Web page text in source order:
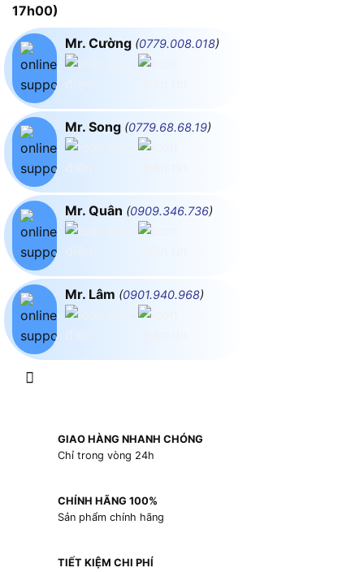
17h00)
Mr. Cường (0779.008.018)
Mr. Song (0779.68.68.19)
Mr. Quân (0909.346.736)
Mr. Lâm (0901.940.968)
GIAO HÀNG NHANH CHÓNG
Chỉ trong vòng 24h
CHÍNH HÃNG 100%
Sản phẩm chính hãng
TIẾT KIỆM CHI PHÍ